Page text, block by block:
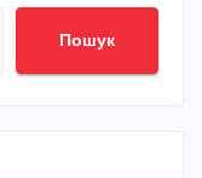
Пошук